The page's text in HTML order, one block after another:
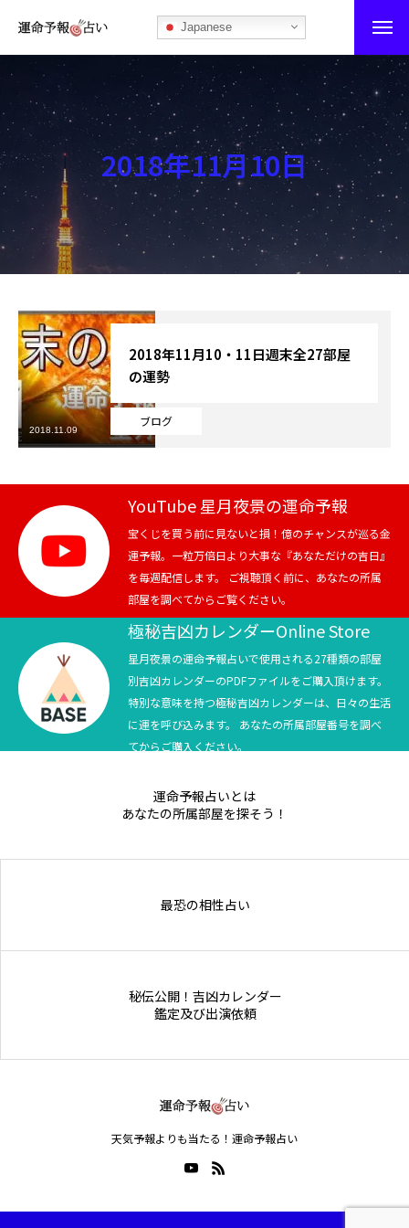
Japanese
運命予報占い
運命予報占いとは
あなたの所属部屋を探そう！
最恐の相性占い
秘伝公開！吉凶カレンダー
記事カテゴリー
ブログ
お知らせ
芸能界
テニス
スポーツ
競馬
テニス四大大会・五輪
テニス四大大会・五輪
2018年11月10日
ブログ
2018年11月10・11日週末全27部屋
の運勢
2018.11.09
YouTube 星月夜景の運命予報
宝くじを買う前に見ないと損！億のチャンスが巡る金
運予報。一粒万倍日より大事な『あなただけの吉日』
を毎週配信します。 ご視聴頂く前に、あなたの所属
部屋を調べてからご覧ください。
極秘吉凶カレンダーOnline Store
星月夜景の運命予報占いで使用される27種類の部屋
別吉凶カレンダーのPDFファイルをご購入頂けます。
特別な意味を持つ極秘吉凶カレンダーは、日々の生活
に運を呼び込みます。 あなたの所属部屋番号を調べ
てからご購入ください。
運命予報占いとは
あなたの所属部屋を探そう！
最恐の相性占い
秘伝公開！吉凶カレンダー
鑑定及び出演依頼
天気予報よりも当たる！運命予報占い